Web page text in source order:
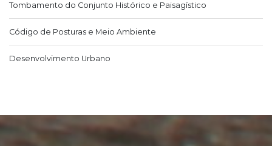
Tombamento do Conjunto Histórico e Paisagístico
Código de Posturas e Meio Ambiente
Desenvolvimento Urbano